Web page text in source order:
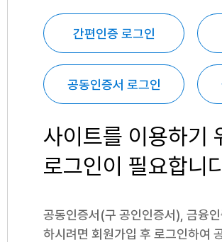
간편인증 로그인
공동인증서 로그인
사이트를 이용하기
로그인이 필요합니
공동인증서(구 공인인증서), 금융
하시려면 회원가입 후 로그인하여